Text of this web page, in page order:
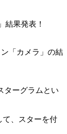
結果発表！
「カメラ」の結
ターグラムとい
て、スターを付